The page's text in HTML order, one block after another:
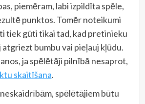
piemēram, labi izpildīta spēle,
punktos. Tomēr noteikumi
tiek gūti tikai tad, kad pretinieku
atgriezt bumbu vai pieļauj kļūdu.
ja spēlētāji pilnībā nesaprot,
skaitīšana.
spēlētājiem būtu